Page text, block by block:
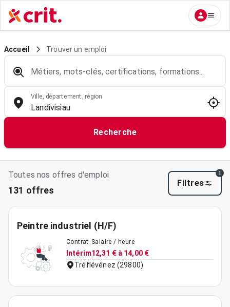
Accueil Trouver un emploi
Métiers, mots-clés, certifications, formations...
Ville, département, région
Recherche
Toutes nos offres d'emploi
131 offres
Filtres
1
Peintre industriel (H/F)
Contrat
Intérim
Salaire / heure
12,31 € à 14,00 €
Tréflévénez (29800)